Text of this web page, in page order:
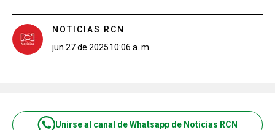
NOTICIAS RCN
jun 27 de 202510:06 a. m.
Unirse al canal de Whatsapp de Noticias RCN